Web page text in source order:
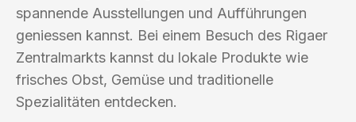
spannende Ausstellungen und Aufführungen
geniessen kannst. Bei einem Besuch des Rigaer
Zentralmarkts kannst du lokale Produkte wie
frisches Obst, Gemüse und traditionelle
Spezialitäten entdecken.